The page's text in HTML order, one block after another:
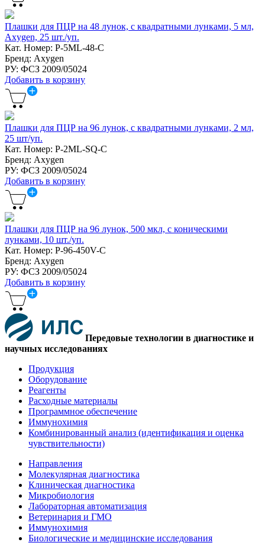
Плашки для ПЦР на 48 лунок, с квадратными лунками, 5 мл,
Axygen, 25 шт./уп.
Кат. Номер: P-5ML-48-C
Бренд: Axygen
РУ: ФСЗ 2009/05024
Добавить в корзину
Плашки для ПЦР на 96 лунок, с квадратными лунками, 2 мл,
25 шт/уп.
Кат. Номер: P-2ML-SQ-C
Бренд: Axygen
РУ: ФСЗ 2009/05024
Добавить в корзину
Плашки для ПЦР на 96 лунок, 500 мкл, с коническими
лунками, 10 шт./уп.
Кат. Номер: P-96-450V-C
Бренд: Axygen
РУ: ФСЗ 2009/05024
Добавить в корзину
Передовые технологии в диагностике и
научных исследованиях
Продукция
Оборудование
Реагенты
Расходные материалы
Программное обеспечение
Иммунохимия
Комбинированный анализ (идентификация и оценка
чувствительности)
Направления
Молекулярная диагностика
Клиническая диагностика
Микробиология
Лабораторная автоматизация
Ветеринария и ГМО
Иммунохимия
Биологические и медицинские исследования